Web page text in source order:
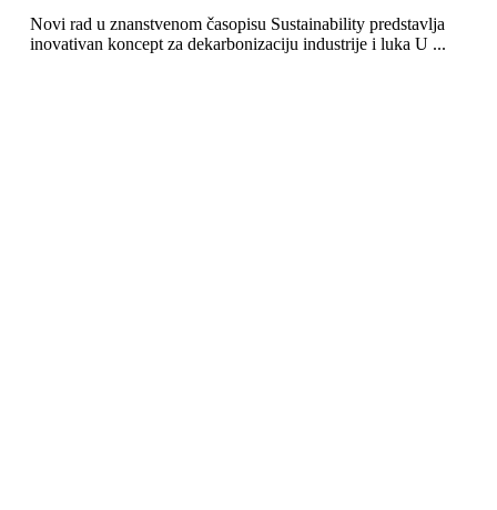
Novi rad u znanstvenom časopisu Sustainability predstavlja
inovativan koncept za dekarbonizaciju industrije i luka U ...